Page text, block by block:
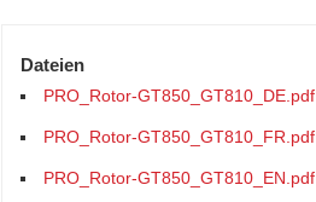
Dateien
PRO_Rotor-GT850_GT810_DE.pdf
PRO_Rotor-GT850_GT810_FR.pdf
PRO_Rotor-GT850_GT810_EN.pdf